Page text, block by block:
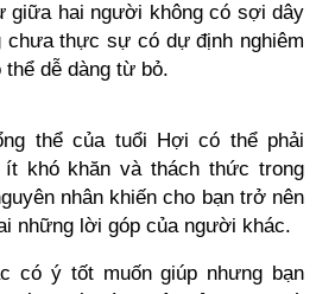
giữa hai người không có sợi dây
chưa thực sự có dự định nghiêm
dễ dàng từ bỏ.
thể của tuổi Hợi có thể phải
khó khăn và thách thức trong
nhân khiến cho bạn trở nên
những lời góp của người khác.
có ý tốt muốn giúp nhưng bạn